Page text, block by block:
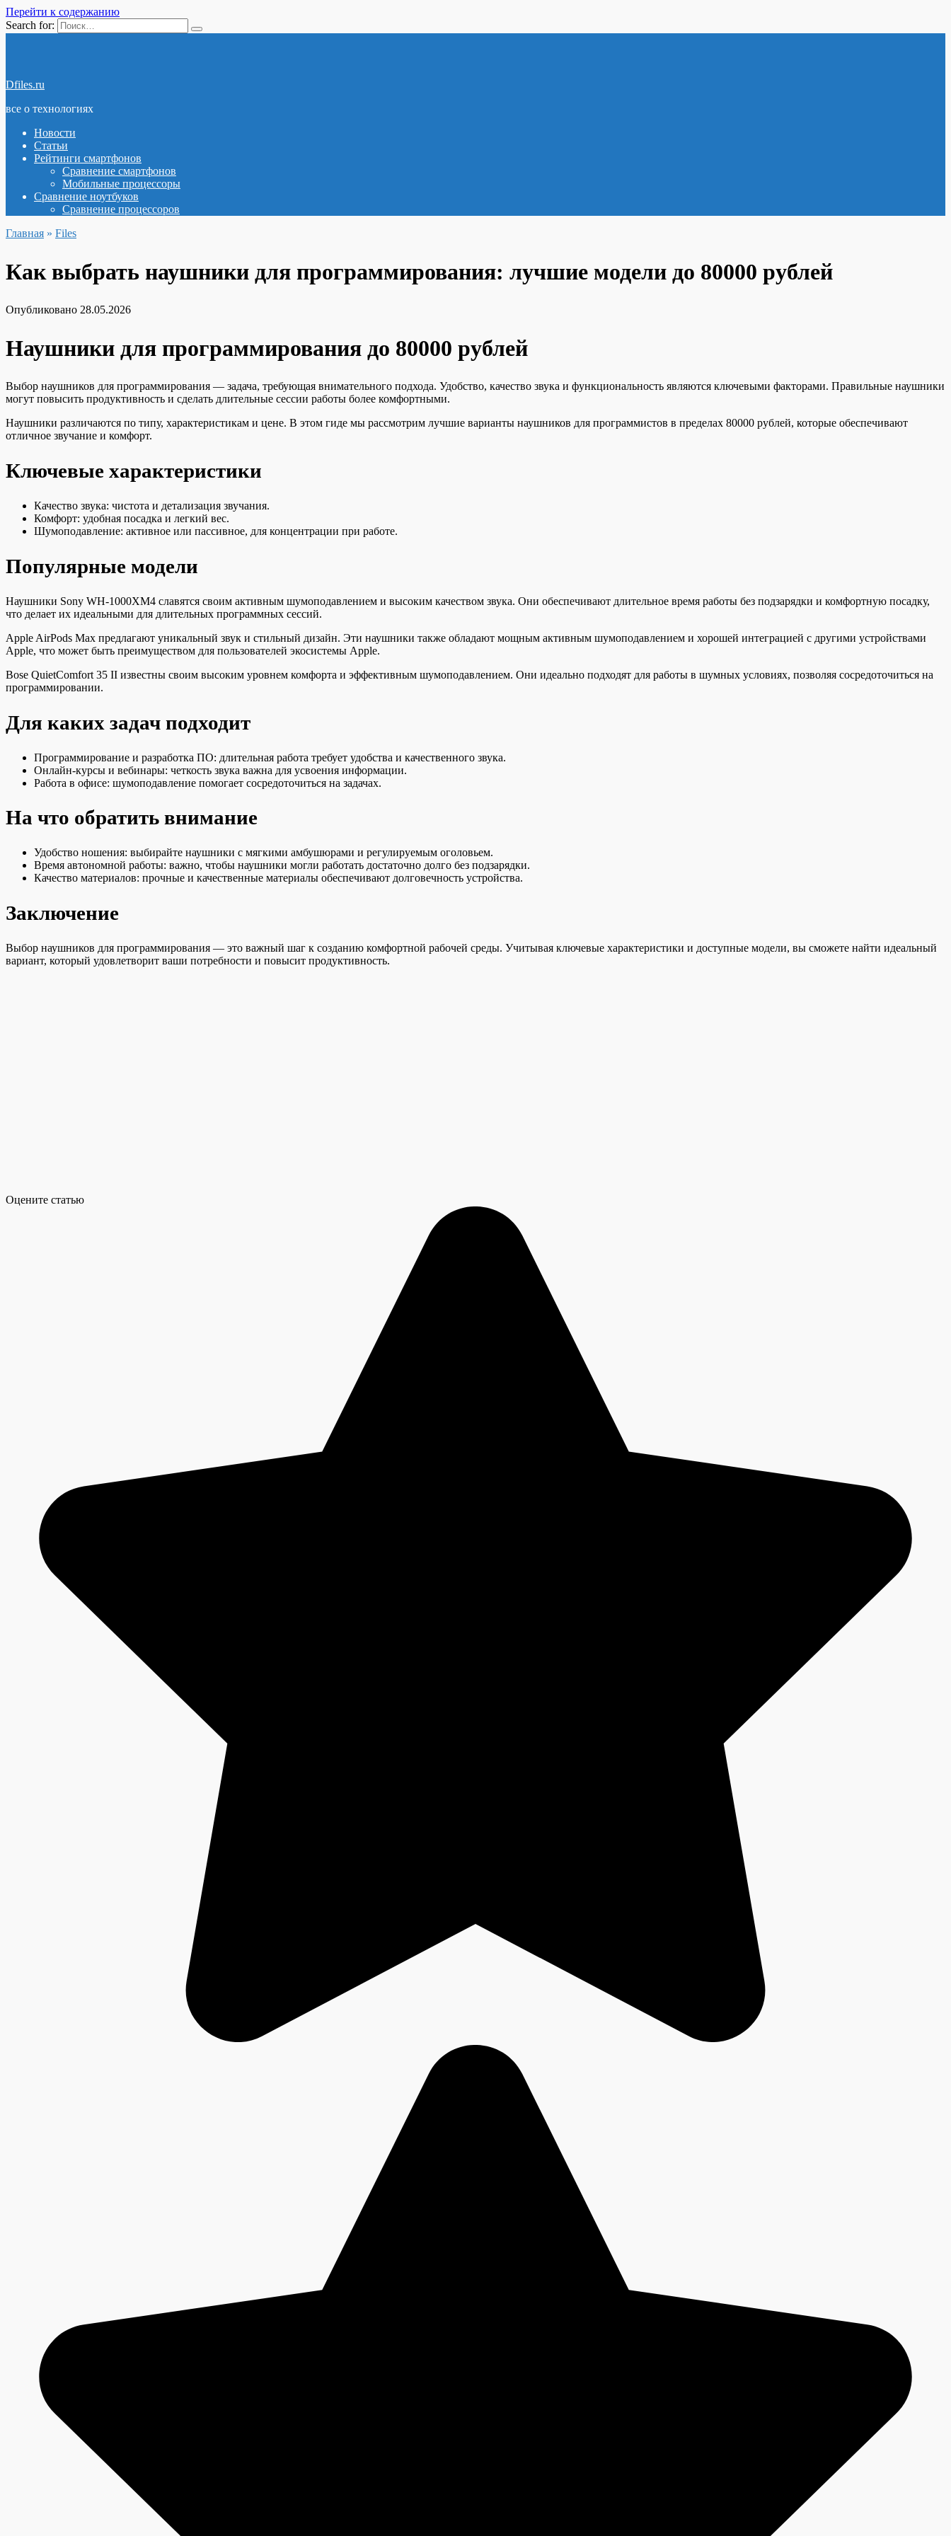
Перейти к содержанию
Search for:
Dfiles.ru
все о технологиях
Новости
Статьи
Рейтинги смартфонов
Сравнение смартфонов
Мобильные процессоры
Сравнение ноутбуков
Сравнение процессоров
Главная » Files
Как выбрать наушники для программирования: лучшие модели до 80000 рублей
Опубликовано 28.05.2026
Наушники для программирования до 80000 рублей
Выбор наушников для программирования — задача, требующая внимательного подхода. Удобство, качество звука и функциональность являются ключевыми факторами. Правильные наушники
могут повысить продуктивность и сделать длительные сессии работы более комфортными.
Наушники различаются по типу, характеристикам и цене. В этом гиде мы рассмотрим лучшие варианты наушников для программистов в пределах 80000 рублей, которые обеспечивают
отличное звучание и комфорт.
Ключевые характеристики
Качество звука: чистота и детализация звучания.
Комфорт: удобная посадка и легкий вес.
Шумоподавление: активное или пассивное, для концентрации при работе.
Популярные модели
Наушники Sony WH-1000XM4 славятся своим активным шумоподавлением и высоким качеством звука. Они обеспечивают длительное время работы без подзарядки и комфортную посадку,
что делает их идеальными для длительных программных сессий.
Apple AirPods Max предлагают уникальный звук и стильный дизайн. Эти наушники также обладают мощным активным шумоподавлением и хорошей интеграцией с другими устройствами
Apple, что может быть преимуществом для пользователей экосистемы Apple.
Bose QuietComfort 35 II известны своим высоким уровнем комфорта и эффективным шумоподавлением. Они идеально подходят для работы в шумных условиях, позволяя сосредоточиться на
программировании.
Для каких задач подходит
Программирование и разработка ПО: длительная работа требует удобства и качественного звука.
Онлайн-курсы и вебинары: четкость звука важна для усвоения информации.
Работа в офисе: шумоподавление помогает сосредоточиться на задачах.
На что обратить внимание
Удобство ношения: выбирайте наушники с мягкими амбушюрами и регулируемым оголовьем.
Время автономной работы: важно, чтобы наушники могли работать достаточно долго без подзарядки.
Качество материалов: прочные и качественные материалы обеспечивают долговечность устройства.
Заключение
Выбор наушников для программирования — это важный шаг к созданию комфортной рабочей среды. Учитывая ключевые характеристики и доступные модели, вы сможете найти идеальный
вариант, который удовлетворит ваши потребности и повысит продуктивность.
Оцените статью